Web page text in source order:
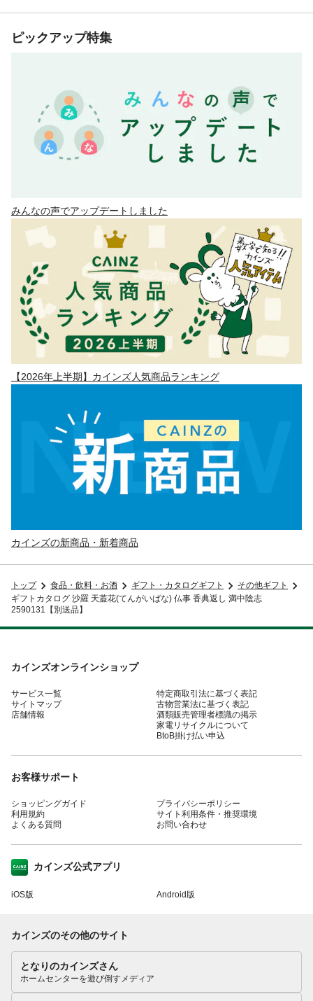
ピックアップ特集
みんなの声でアップデートしました
【2026年上半期】カインズ人気商品ランキング
カインズの新商品・新着商品
トップ 食品・飲料・お酒 ギフト・カタログギフト
その他ギフト
ギフトカタログ 沙羅 天蓋花(てんがいばな) 仏事 香典返し 満中陰志
2590131【別送品】
カインズオンラインショップ
サービス一覧
サイトマップ
店舗情報
特定商取引法に基づく表記
古物営業法に基づく表記
酒類販売管理者標識の掲示
家電リサイクルについて
BtoB掛け払い申込
お客様サポート
ショッピングガイド
利用規約
よくある質問
プライバシーポリシー
サイト利用条件・推奨環境
お問い合わせ
カインズ公式アプリ
iOS版 Android版
カインズのその他のサイト
となりのカインズさん
ホームセンターを遊び倒すメディア